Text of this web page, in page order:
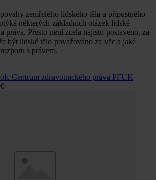
zemřelého lidského těla a přípustného
některých základních otázek lidské
práva. Přesto není zcela najisto postaveno, za
být lidské tělo považováno za věc a jaké
s právem.
Centrum zdravotnického práva PFUK